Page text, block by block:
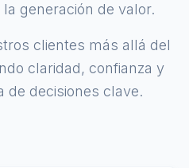
generación de valor.
clientes más allá del
claridad, confianza y
de decisiones clave.